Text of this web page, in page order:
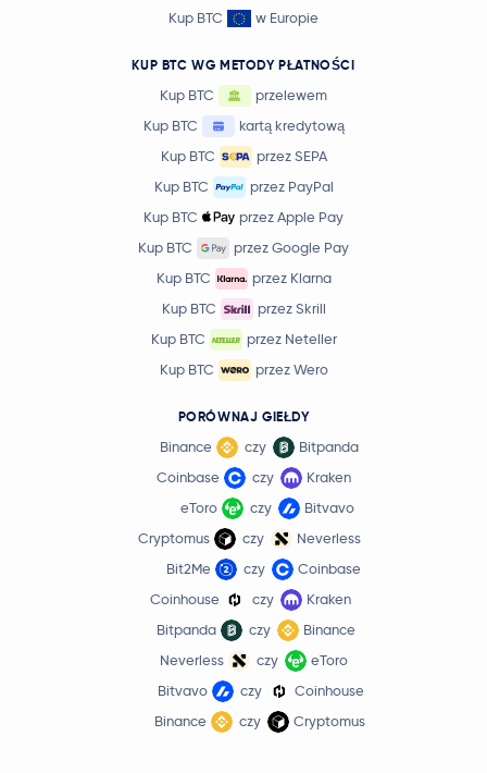
Kup BTC
w Europie
KUP BTC WG METODY PŁATNOŚCI
Kup BTC
przelewem
Kup BTC
kartą kredytową
Kup BTC
przez SEPA
Kup BTC
przez PayPal
Kup BTC
przez Apple Pay
Kup BTC
przez Google Pay
Kup BTC
przez Klarna
Kup BTC
przez Skrill
Kup BTC
przez Neteller
Kup BTC
przez Wero
PORÓWNAJ GIEŁDY
Binance czy
Bitpanda
Coinbase
czy
Kraken
eToro
czy
Bitvavo
Cryptomus
czy
Neverless
Bit2Me
czy
Coinbase
Coinhouse
czy
Kraken
Bitpanda
czy
Binance
Neverless
czy
eToro
Bitvavo
czy
Coinhouse
Binance
czy Cryptomus